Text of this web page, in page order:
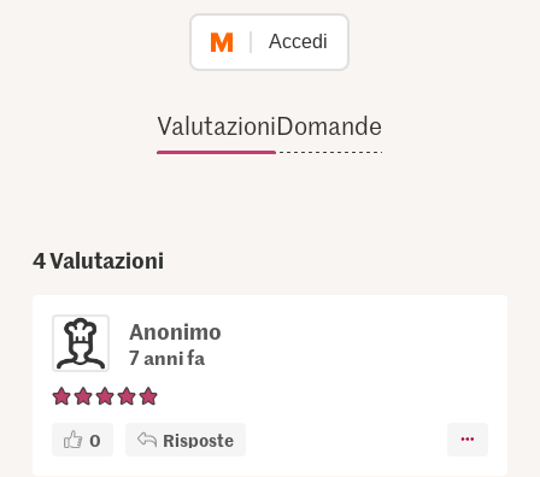
Accedi
ValutazioniDomande
4Valutazioni
Anonimo
7 anni fa
0 Risposte